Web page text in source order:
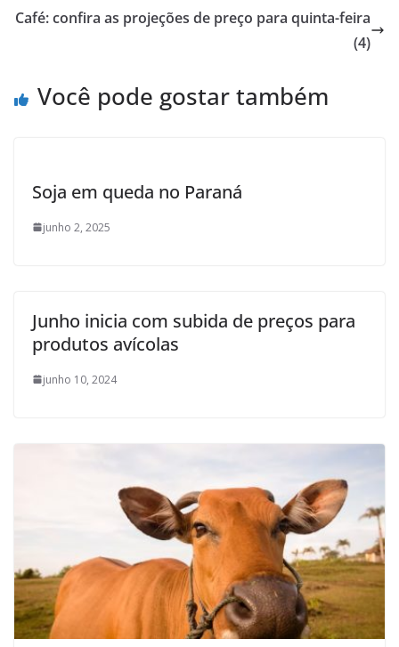
Café: confira as projeções de preço para quinta-feira
(4)
Você pode gostar também
Soja em queda no Paraná
junho 2, 2025
Junho inicia com subida de preços para
produtos avícolas
junho 10, 2024